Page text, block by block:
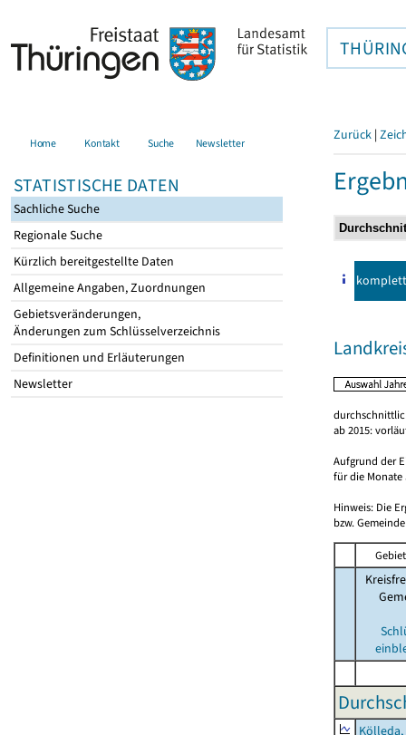
Home Kontakt Suche Newsletter
STATISTISCHE DATEN
Sachliche Suche
Regionale Suche
Kürzlich bereitgestellte Daten
Allgemeine Angaben, Zuordnungen
Gebietsveränderungen,
Änderungen zum Schlüsselverzeichnis
Definitionen und Erläuterungen
Newsletter
Zurück |
komplett
ab 2015:
Aufgrund der
für die Monate
Hinweis: Die
bzw.